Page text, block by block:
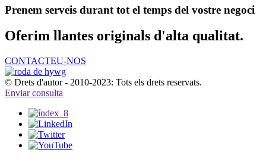
Prenem serveis durant tot el temps del vostre negoci
Oferim llantes originals d'alta qualitat.
CONTACTEU-NOS
© Drets d'autor - 2010-2023: Tots els drets reservats.
Enviar consulta